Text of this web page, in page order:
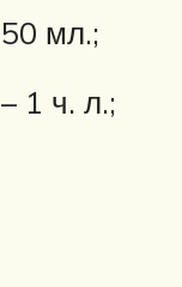
мл.;
1 ч. л.;